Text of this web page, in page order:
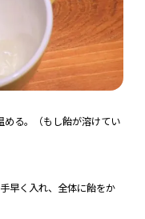
る。（もし飴が溶けてい
早く入れ、全体に飴をか